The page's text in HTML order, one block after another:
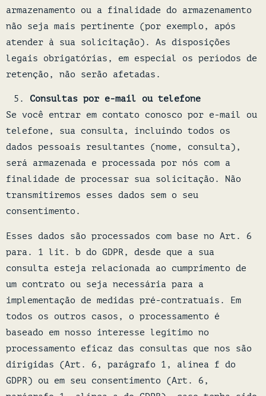
armazenamento ou a finalidade do armazenamento
não seja mais pertinente (por exemplo, após
atender à sua solicitação). As disposições
legais obrigatórias, em especial os períodos de
retenção, não serão afetadas.
Consultas por e-mail ou telefone
Se você entrar em contato conosco por e-mail ou
telefone, sua consulta, incluindo todos os
dados pessoais resultantes (nome, consulta),
será armazenada e processada por nós com a
finalidade de processar sua solicitação. Não
transmitiremos esses dados sem o seu
consentimento.
Esses dados são processados com base no Art. 6
para. 1 lit. b do GDPR, desde que a sua
consulta esteja relacionada ao cumprimento de
um contrato ou seja necessária para a
implementação de medidas pré-contratuais. Em
todos os outros casos, o processamento é
baseado em nosso interesse legítimo no
processamento eficaz das consultas que nos são
dirigidas (Art. 6, parágrafo 1, alínea f do
GDPR) ou em seu consentimento (Art. 6,